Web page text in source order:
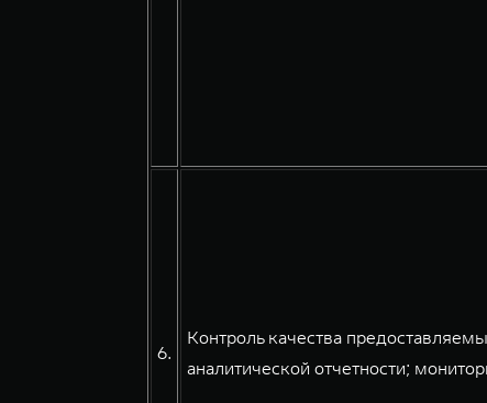
6.
Контроль качества
аналитической отчетности;